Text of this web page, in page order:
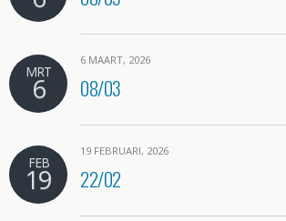
MRT
6
6 MAART, 2026
08/03
FEB
19
19 FEBRUARI, 2026
22/02